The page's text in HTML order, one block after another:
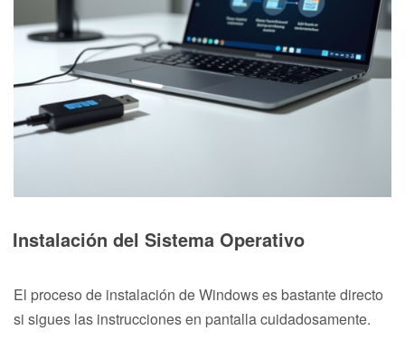
Instalación del Sistema Operativo
El proceso de instalación de Windows es bastante directo
si sigues las instrucciones en pantalla cuidadosamente.